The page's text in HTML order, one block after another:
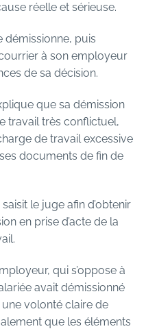
réelle et sérieuse.
démissionne, puis
à son employeur
de sa décision.
que sa démission
travail très conflictuel,
de travail excessive
documents de fin de
le juge afin d’obtenir
en prise d’acte de la
qui s’oppose à
avait démissionné
volonté claire de
que les éléments